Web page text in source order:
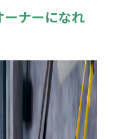
ナーになれ